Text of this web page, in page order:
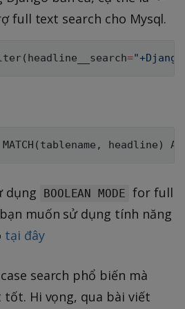
full text search cho Mysql.
( headline__search=
( tablename , headline )
dụng BOOLEAN MODE for full
muốn sử dụng tính năng
tại đây
search phổ biến mà
Hi vọng, qua bài viết